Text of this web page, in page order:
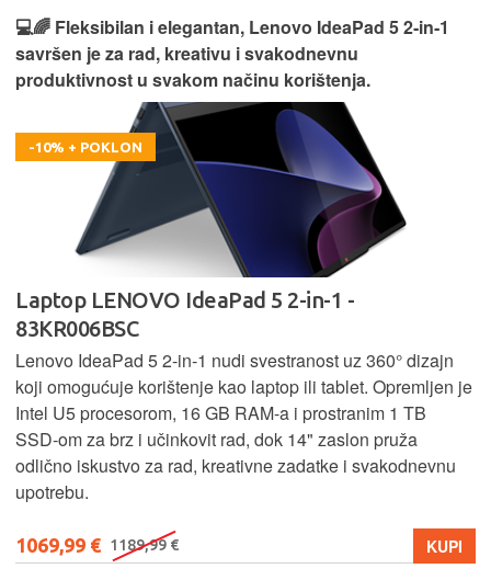
💻🌈 Fleksibilan i elegantan, Lenovo IdeaPad 5 2‑in‑1
savršen je za rad, kreativu i svakodnevnu
produktivnost u svakom načinu korištenja.
-10% + POKLON
Laptop LENOVO IdeaPad 5 2-in-1 -
83KR006BSC
Lenovo IdeaPad 5 2‑in‑1 nudi svestranost uz 360° dizajn
koji omogućuje korištenje kao laptop ili tablet. Opremljen je
Intel U5 procesorom, 16 GB RAM-a i prostranim 1 TB
SSD‑om za brz i učinkovit rad, dok 14" zaslon pruža
odlično iskustvo za rad, kreativne zadatke i svakodnevnu
upotrebu.
1069,99 € 1189,99 € KUPI